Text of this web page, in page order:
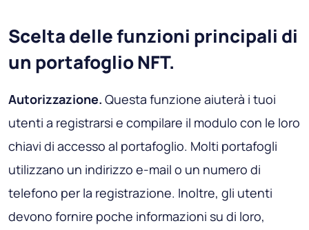
Scelta delle funzioni principali di
un portafoglio NFT.
Autorizzazione. Questa funzione aiuterà i tuoi
utenti a registrarsi e compilare il modulo con le loro
chiavi di accesso al portafoglio. Molti portafogli
utilizzano un indirizzo e-mail o un numero di
telefono per la registrazione. Inoltre, gli utenti
devono fornire poche informazioni su di loro,